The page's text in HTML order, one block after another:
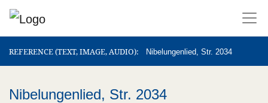
REFERENCE (TEXT, IMAGE, AUDIO) Nibelungenlied, Str. 2034
REFERENCE (TEXT, IMAGE, AUDIO)
Nibelungenlied, Str. 2034